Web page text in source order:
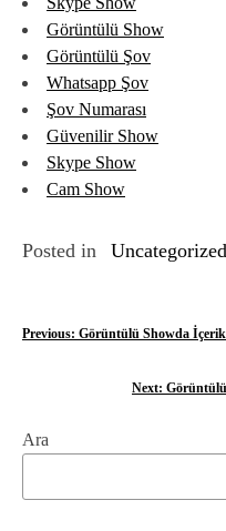
Görüntülü Show
Görüntülü Şov
Whatsapp Şov
Şov Numarası
Güvenilir Show
Skype Show
Cam Show
Posted in Uncategorized
Y
ı
g
Previous: Görüntülü Showda İçerik
Next:
Ara